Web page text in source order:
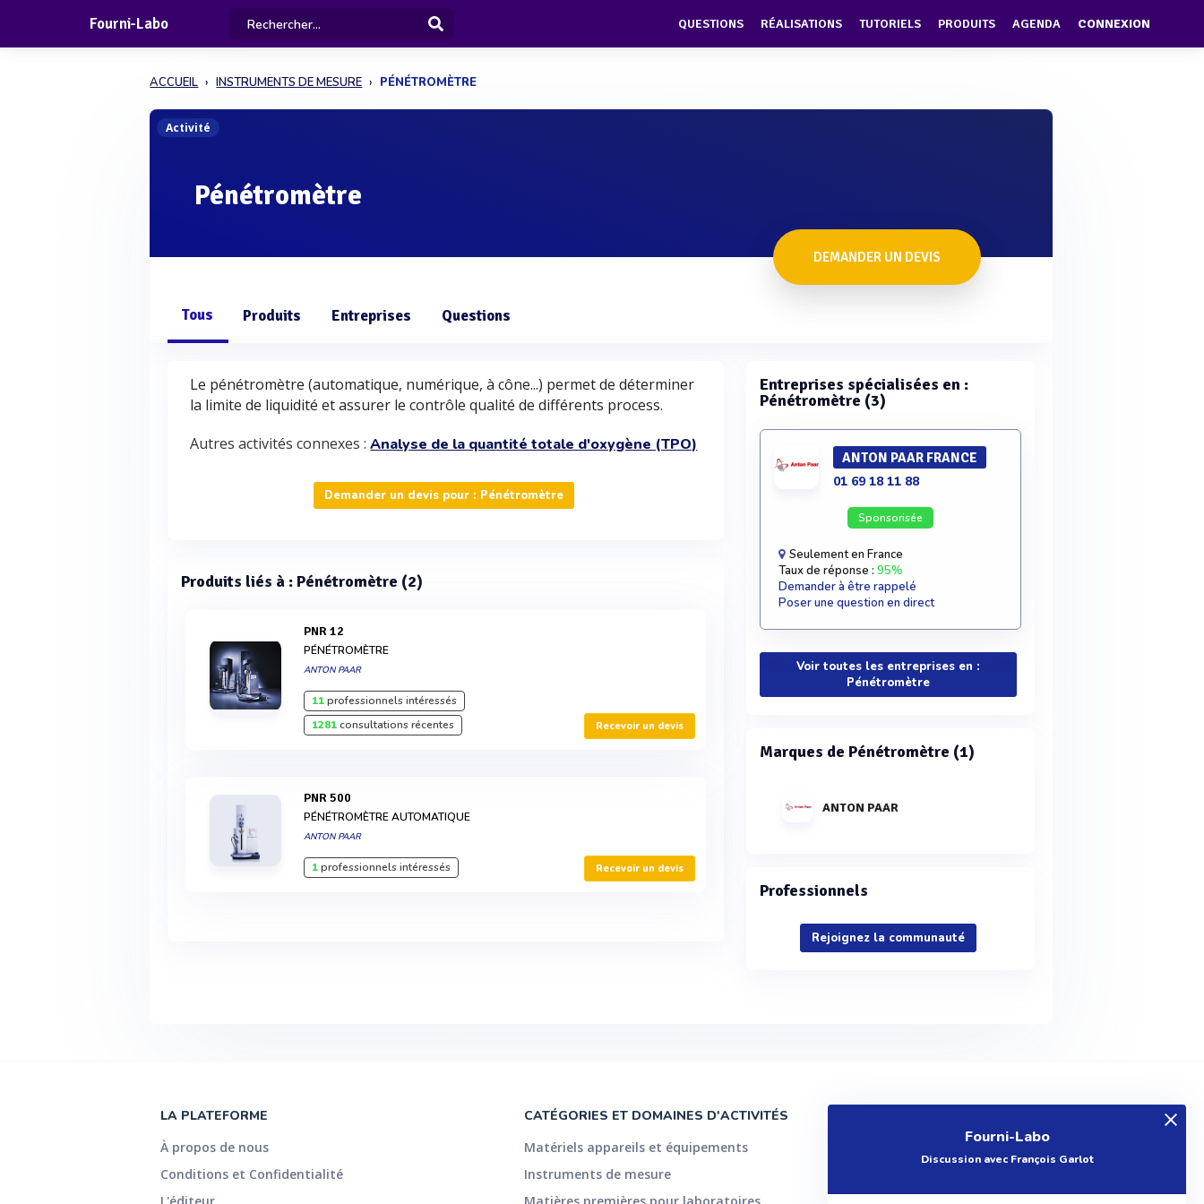
Fourni-Labo QUESTIONS RÉALISATIONS TUTORIELS PRODUITS AGENDA CONNEXION
ACCUEIL INSTRUMENTS DE MESURE PÉNÉTROMÈTRE
Activité
Pénétromètre
DEMANDER UN DEVIS
Tous Produits Entreprises Questions
Le pénétromètre (automatique, numérique, à cône...) permet de déterminer
la limite de liquidité et assurer le contrôle qualité de différents process.
Autres activités connexes :Analyse de la quantité totale d'oxygène (TPO)
Demander un devis pour : Pénétromètre
Produits liés à : Pénétromètre (2)
PNR 12
PÉNÉTROMÈTRE
ANTON PAAR
11professionnels intéressés
1281consultations récentes Recevoir un devis
PNR 500
PÉNÉTROMÈTRE AUTOMATIQUE
ANTON PAAR
1professionnels intéressés Recevoir un devis
Entreprises spécialisées en :
Pénétromètre (3)
ANTON PAAR FRANCE
01 69 18 11 88
Sponsorisée
Seulement en France
Taux de réponse : 95%
Demander à être rappelé
Poser une question en direct
Voir toutes les entreprises en :
Pénétromètre
Marques de Pénétromètre (1)
ANTON PAAR
Professionnels
Rejoignez la communauté
LA PLATEFORME
À propos de nous
Conditions et Confidentialité
CATÉGORIES ET DOMAINES D'ACTIVITÉS
Matériels appareils et équipements
Instruments de mesure
Fourni-Labo
Discussion avec François Garlot